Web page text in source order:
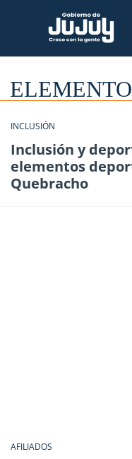
INCLUSIÓN
Inclusión y
elementos
Quebracho
AFILIADOS